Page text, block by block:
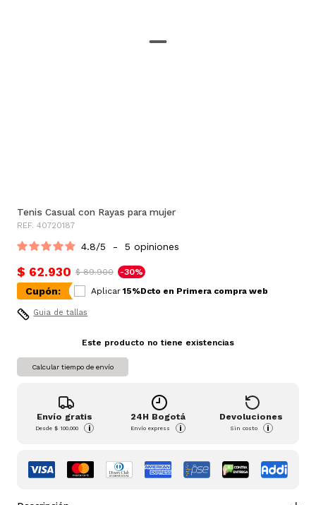
Tenis Casual con Rayas para mujer
REF. 40720187
4.8/5 - 5 opiniones
$ 62.930 $ 89.900 -30%
Cupón: Aplicar 15%Dcto en Primera compra web
Guia de tallas
Este producto no tiene existencias
Calcular tiempo de envío
Envío gratis
Desde$ 100.000 i
24H Bogotá
Envío express i
Devoluciones
Sin costo i